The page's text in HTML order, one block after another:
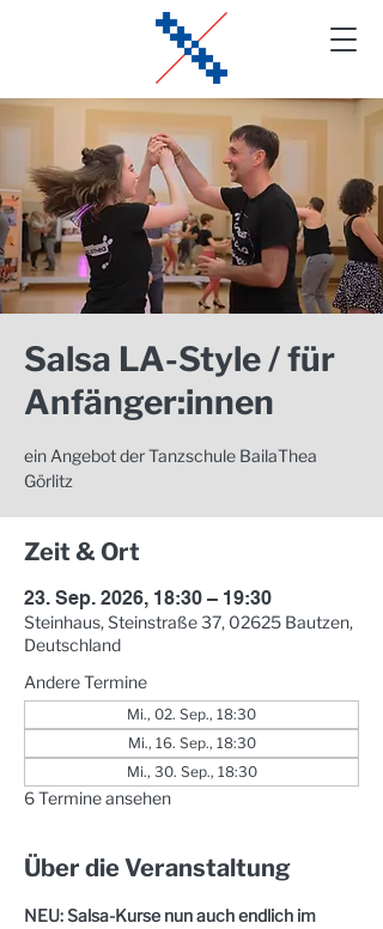
Salsa LA-Style / für
Anfänger:innen
ein Angebot der Tanzschule BailaThea
Görlitz
Zeit & Ort
23. Sep. 2026, 18:30 – 19:30
Steinhaus, Steinstraße 37, 02625 Bautzen,
Deutschland
Andere Termine
Mi., 02. Sep., 18:30
Mi., 16. Sep., 18:30
Mi., 30. Sep., 18:30
6 Termine ansehen
Über die Veranstaltung
NEU: Salsa-Kurse nun auch endlich im